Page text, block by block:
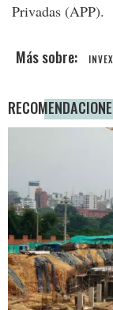
Privadas (APP).